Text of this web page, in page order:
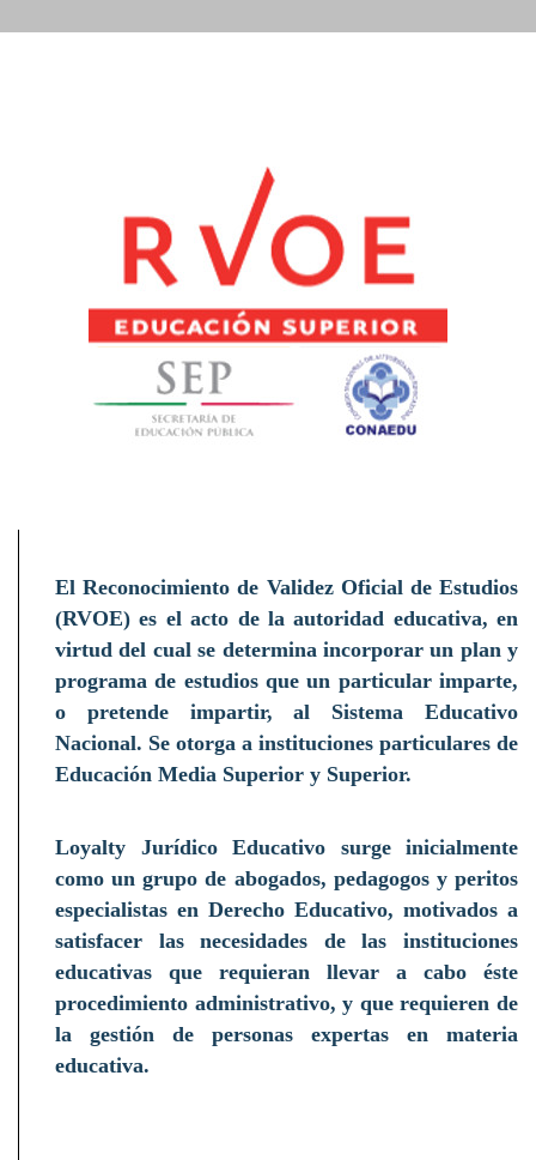
ElReconocimiento de Validez Oficial de Estudios
(RVOE) es el acto de la autoridad educativa, en
virtud del cual se determina incorporar un plan y
programa de estudios que un particular imparte,
o pretende impartir, al Sistema Educativo
Nacional. Se otorga a instituciones particulares de
Educación Media Superior y Superior.
Loyalty Jurídico Educativo surge inicialmente
como un grupo de abogados, pedagogos y peritos
especialistas en Derecho Educativo, motivados a
satisfacer las necesidades de las instituciones
educativas que requieran llevar a cabo éste
procedimiento administrativo, y que requieren de
la gestión de personas expertas en materia
educativa.